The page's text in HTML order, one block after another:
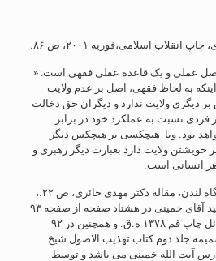
عملی و یک قاعده عقلی فقهی است: «
اینکه به لحاظ فقهی، اصل بر عدم ولایت
دیگری ولایت ندارد و دیگران حق دخالت
فردی نسبت به عملکرد خود در برابر
بود. ویا هیچکسی بر هیچکس دیگر
خویشتن ولایت دارد بعبارت دیگر رهبری و
هر انسانی است.
۷- حکومت و مذهب، دانشگاه لندن، مقاله دکتر مهدی حائری، ص ۲۲.،
به نقل از رساله اجتهاد و تقلید آقای خمینی در هشتاد صفحه از صفحه ۹۳
تا ۱۷۳ در جلد دوم کتاب رسائل چاپ قم ۱۳۷۸ ه.ق. و همچنین در ۹۲
از ص ۵۰۵ تا ۵۹۶) ضمیمه جلد دوم کتاب تهذیب الاصول شیخ
آیت الله خمینی می باشد و توسط